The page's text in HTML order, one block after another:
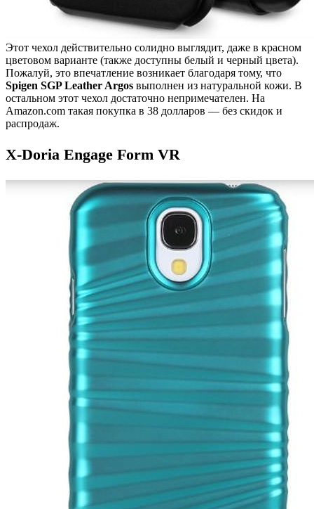
Этот чехол действительно солидно выглядит, даже в красном
цветовом варианте (также доступны белый и черный цвета).
Пожалуй, это впечатление возникает благодаря тому, что
Spigen SGP Leather Argos выполнен из натуральной кожи. В
остальном этот чехол достаточно непримечателен. На
Amazon.com такая покупка в 38 долларов — без скидок и
распродаж.
X-Doria Engage Form VR